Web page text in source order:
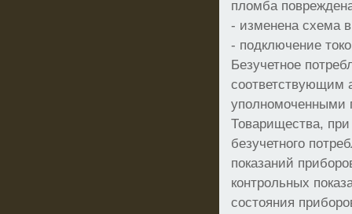
пломба
- изменена схема
- подключение
Безучетное
соответствующим
уполномоченными
Товарищества,
безучетного
показаний
контрольных
состояния